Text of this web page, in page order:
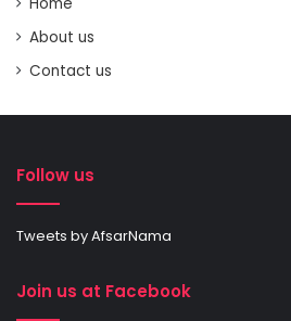
About us
Contact us
Follow us
Tweets by AfsarNama
Join us at Facebook